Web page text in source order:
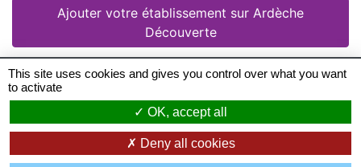
Ajouter votre établissement sur Ardèche
Découverte
© 2008 - 2026 Ardèche Découverte •
légales•Conditions Générales d'Utilisation•
This site uses cookies and gives you control over what you want
to activate
OK, accept all
Deny all cookies